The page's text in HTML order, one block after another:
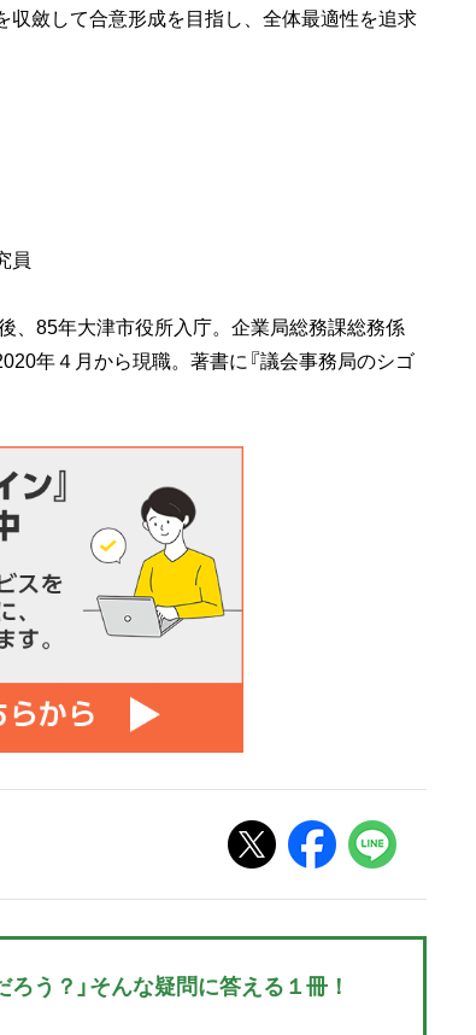
斂して合意形成を目指し、全体最適性を追求
員
85年大津市役所入庁。企業局総務課総務係
年４月から現職。著書に『議会事務局のシゴ
う？」そんな疑問に答える１冊！